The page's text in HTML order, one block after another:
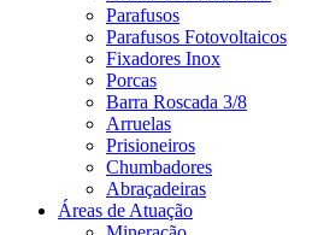
Parafusos
Parafusos Fotovoltaicos
Fixadores Inox
Porcas
Barra Roscada 3/8
Arruelas
Prisioneiros
Chumbadores
Abraçadeiras
Áreas de Atuação